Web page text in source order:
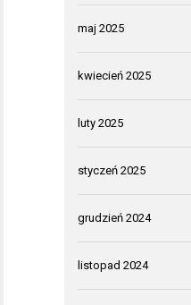
maj 2025
kwiecień 2025
luty 2025
styczeń 2025
grudzień 2024
listopad 2024